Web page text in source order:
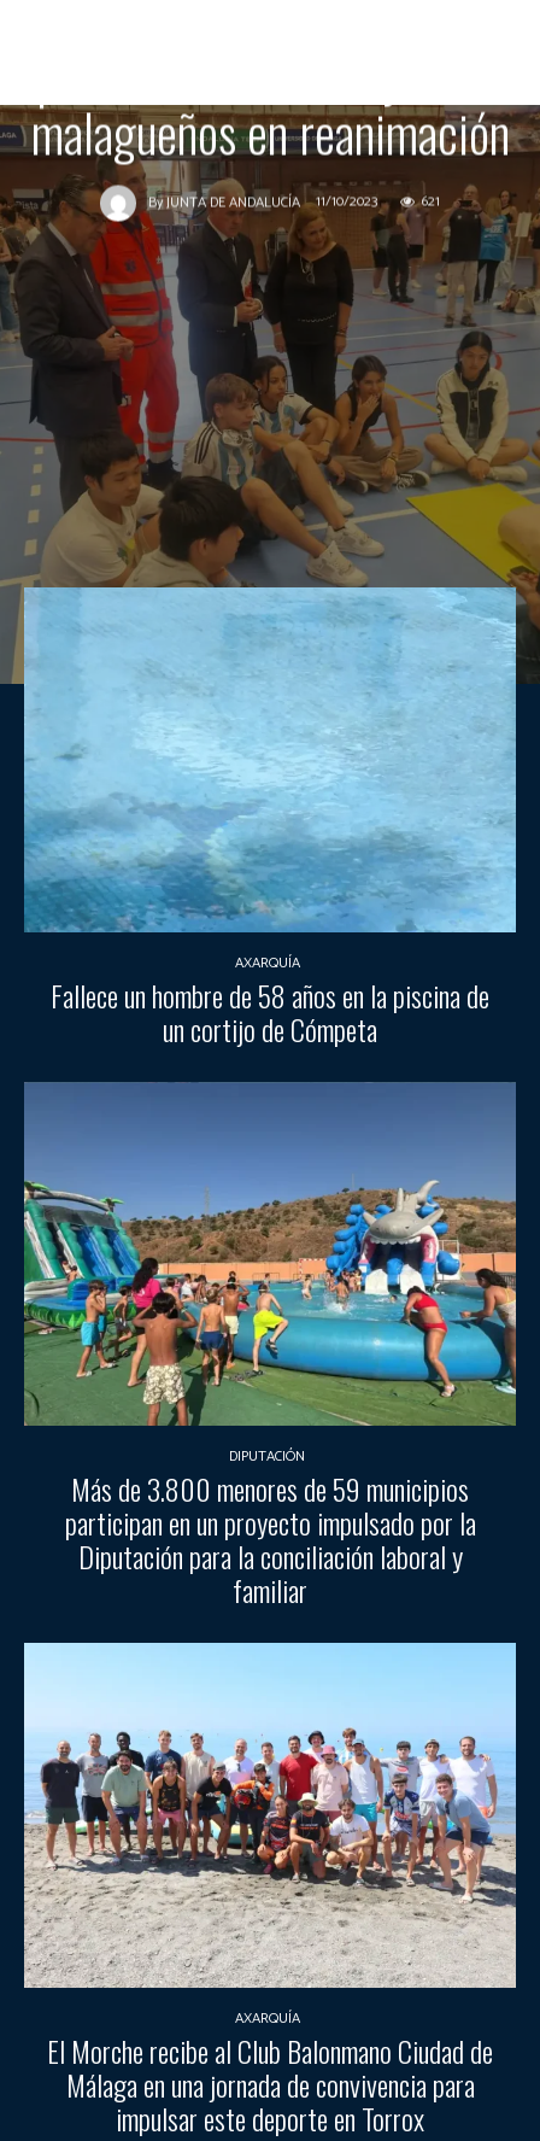
malagueños en reanimación
ByJUNTA DE ANDALUCÍA 11/10/2023 621
AXARQUÍA
Fallece un hombre de 58 años en la piscina de
un cortijo de Cómpeta
DIPUTACIÓN
Más de 3.800 menores de 59 municipios
participan en un proyecto impulsado por la
Diputación para la conciliación laboral y
familiar
AXARQUÍA
El Morche recibe al Club Balonmano Ciudad de
Málaga en una jornada de convivencia para
impulsar este deporte en Torrox